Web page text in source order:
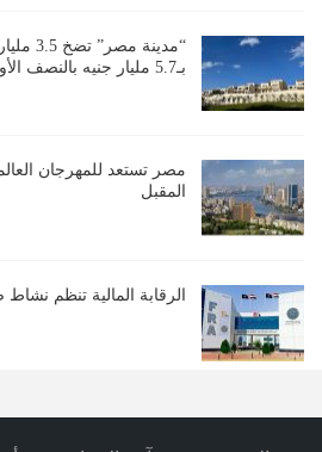
بـ5.7 مليار جنيه بالنصف الأول
مصر تستعد للمهرجان
المقبل
الرقابة المالية تنظم